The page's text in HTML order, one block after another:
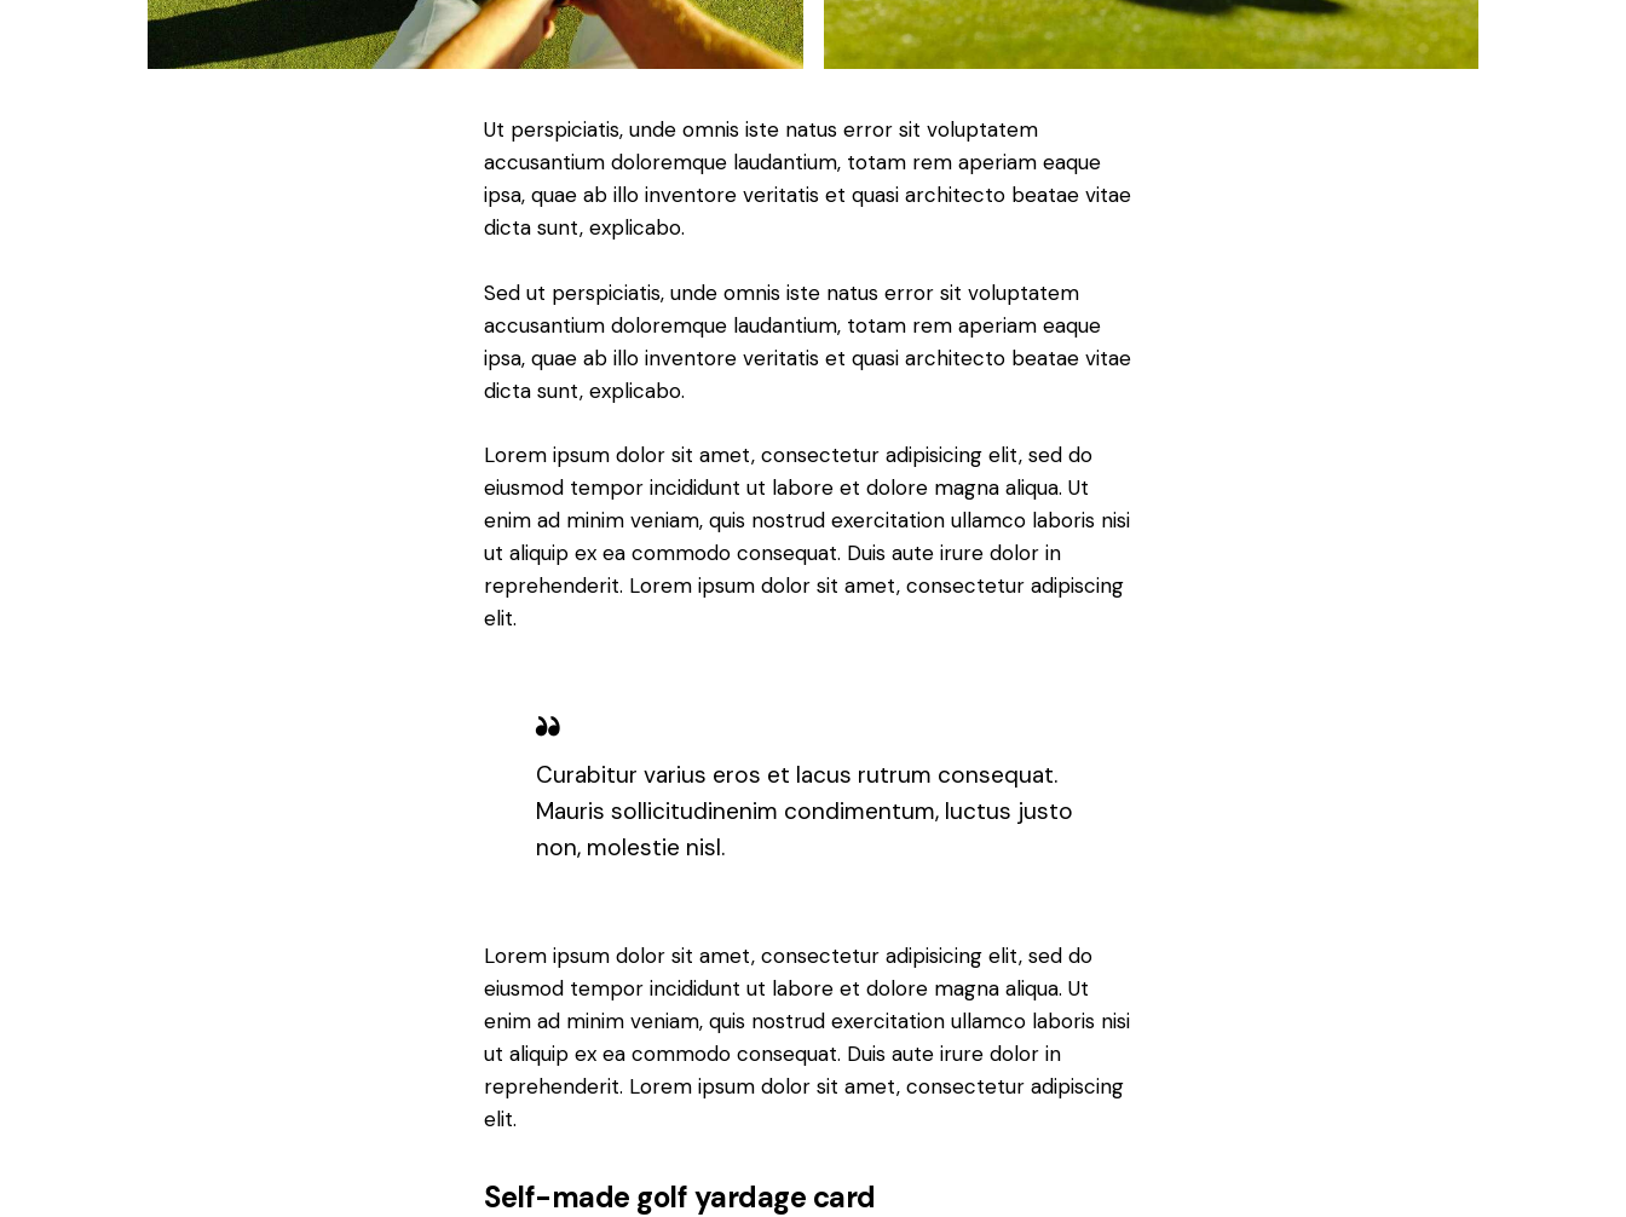
Ut perspiciatis, unde omnis iste natus error sit voluptatem
accusantium doloremque laudantium, totam rem aperiam eaque
ipsa, quae ab illo inventore veritatis et quasi architecto beatae vitae
dicta sunt, explicabo.
Sed ut perspiciatis, unde omnis iste natus error sit voluptatem
accusantium doloremque laudantium, totam rem aperiam eaque
ipsa, quae ab illo inventore veritatis et quasi architecto beatae vitae
dicta sunt, explicabo.
Lorem ipsum dolor sit amet, consectetur adipisicing elit, sed do
eiusmod tempor incididunt ut labore et dolore magna aliqua. Ut
enim ad minim veniam, quis nostrud exercitation ullamco laboris nisi
ut aliquip ex ea commodo consequat. Duis aute irure dolor in
reprehenderit. Lorem ipsum dolor sit amet, consectetur adipiscing
elit.
Curabitur varius eros et lacus rutrum consequat.
Mauris sollicitudinenim condimentum, luctus justo
non, molestie nisl.
Lorem ipsum dolor sit amet, consectetur adipisicing elit, sed do
eiusmod tempor incididunt ut labore et dolore magna aliqua. Ut
enim ad minim veniam, quis nostrud exercitation ullamco laboris nisi
ut aliquip ex ea commodo consequat. Duis aute irure dolor in
reprehenderit. Lorem ipsum dolor sit amet, consectetur adipiscing
elit.
Self-made golf yardage card